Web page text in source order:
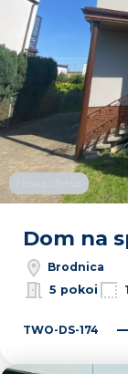
Nowa oferta
Dom na
Brodnica
5 pokoi
TWO-DS-174